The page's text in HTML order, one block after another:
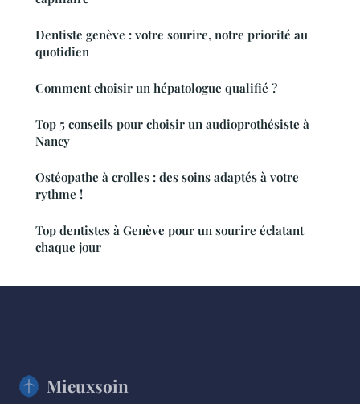
Dentiste genève : votre sourire, notre priorité au
quotidien
Comment choisir un hépatologue qualifié ?
Top 5 conseils pour choisir un audioprothésiste à
Nancy
Ostéopathe à crolles : des soins adaptés à votre
rythme !
Top dentistes à Genève pour un sourire éclatant
chaque jour
Mieuxsoin